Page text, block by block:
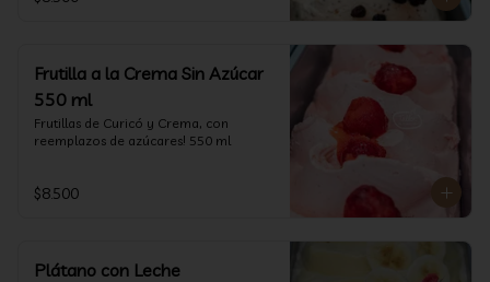
Frutilla a la Crema Sin Azúcar
550 ml
Frutillas de Curicó y Crema, con
reemplazos de azúcares! 550 ml
$8.500
Plátano con Leche